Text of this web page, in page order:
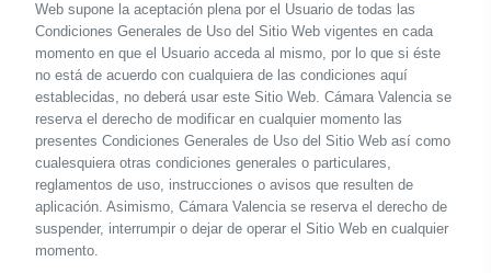
Web supone la aceptación plena por el Usuario de todas las
Condiciones Generales de Uso del Sitio Web vigentes en cada
momento en que el Usuario acceda al mismo, por lo que si éste
no está de acuerdo con cualquiera de las condiciones aquí
establecidas, no deberá usar este Sitio Web. Cámara Valencia se
reserva el derecho de modificar en cualquier momento las
presentes Condiciones Generales de Uso del Sitio Web así como
cualesquiera otras condiciones generales o particulares,
reglamentos de uso, instrucciones o avisos que resulten de
aplicación. Asimismo, Cámara Valencia se reserva el derecho de
suspender, interrumpir o dejar de operar el Sitio Web en cualquier
momento.